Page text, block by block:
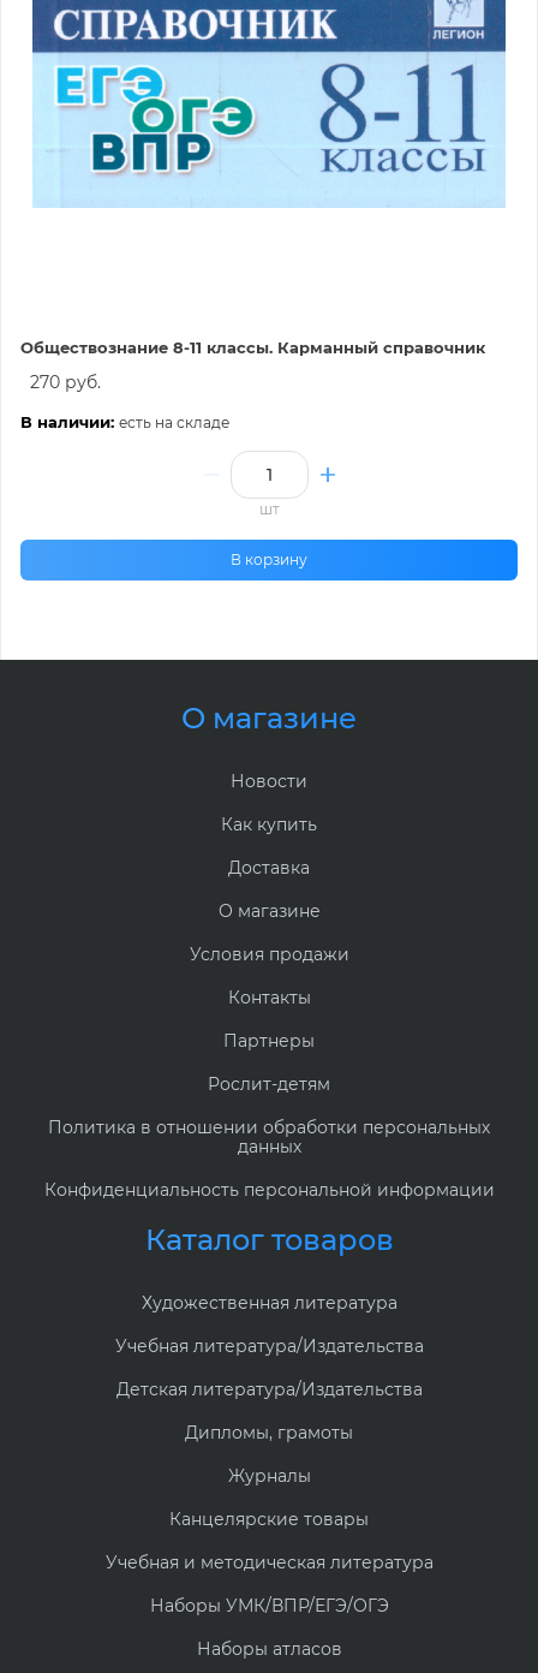
Обществознание 8-11 классы. Карманный справочник
270 руб.
В наличии: есть на складе
шт
В корзину
О магазине
Новости
Как купить
Доставка
О магазине
Условия продажи
Контакты
Партнеры
Рослит-детям
Политика в отношении обработки персональных
данных
Конфиденциальность персональной информации
Каталог товаров
Художественная литература
Учебная литература/Издательства
Детская литература/Издательства
Дипломы, грамоты
Журналы
Канцелярские товары
Учебная и методическая литература
Наборы УМК/ВПР/ЕГЭ/ОГЭ
Наборы атласов